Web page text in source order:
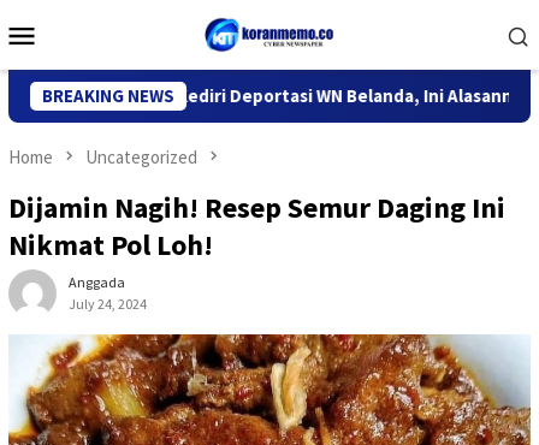
to
Menu
BREAKING NEWS
Imigrasi Kediri Deportasi WN Belanda, Ini Alasannya
Home Uncategorized
Dijamin Nagih! Resep Semur Daging Ini
Nikmat Pol Loh!
Anggada
July 24, 2024